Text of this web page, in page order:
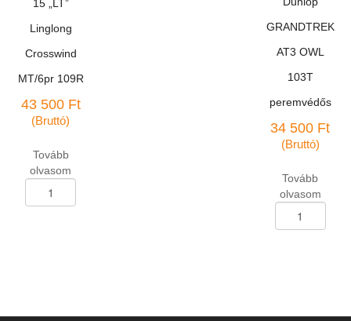
mennyiség
15 „LT”
Linglong
Crosswind
MT/6pr 109R
43 500 Ft
(Bruttó)
Tovább
olvasom
abroncs
GRANDTREK
AT3 OWL
103T
peremvédős
34 500 Ft
(Bruttó)
Tovább
olvasom
abroncs